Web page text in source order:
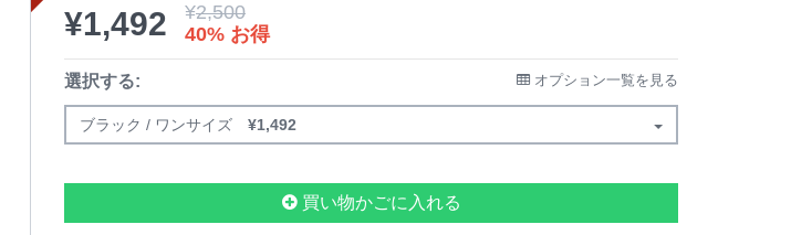
¥1,492 ¥2,500
40% お得
選択する: オプション一覧を見る
ブラック / ワンサイズ ¥1,492
買い物かごに入れる